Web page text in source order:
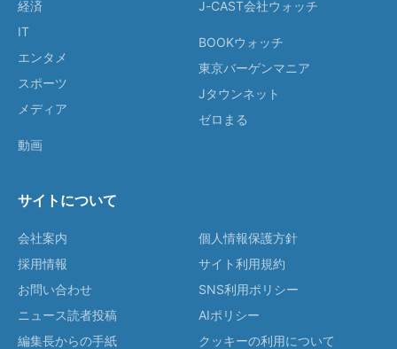
経済
IT
エンタメ
スポーツ
メディア
動画
J-CAST会社ウォッチ
BOOKウォッチ
東京バーゲンマニア
Jタウンネット
ゼロまる
サイトについて
会社案内
採用情報
お問い合わせ
ニュース読者投稿
編集長からの手紙
個人情報保護方針
サイト利用規約
SNS利用ポリシー
AIポリシー
クッキーの利用について